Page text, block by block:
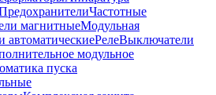
Частотные
магнитныеМодульная
автоматическиеРелеВыключатели
модульное
пуска